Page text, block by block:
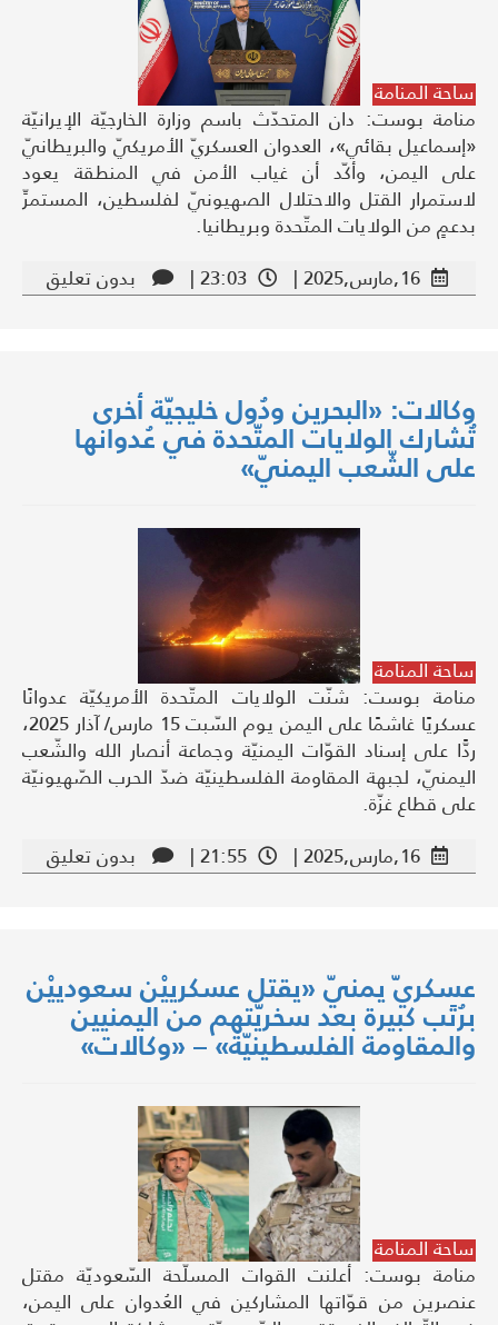
ساحة المنامة
منامة بوست: دان المتحدّث باسم وزارة الخارجيّة الإيرانيّة
«إسماعيل بقائي»، العدوان العسكريّ الأمريكيّ والبريطانيّ
على اليمن، وأكّد أن غياب الأمن في المنطقة يعود
لاستمرار القتل والاحتلال الصهيونيّ لفلسطين، المستمرِّ
بدعمٍ من الولايات المتّحدة وبریطانیا.
16,مارس,2025 |
23:03 | بدون تعليق
وكالات: «البحرين ودُول خليجيّة أخرى
تُشارك الولايات المتّحدة في عُدوانها
على الشّعب اليمنيّ»
ساحة المنامة
منامة بوست: شنّت الولايات المتّحدة الأمريكيّة عدوانًا
عسكريًا غاشمًا على اليمن يوم السّبت 15 مارس/ آذار 2025،
ردًّا على إسناد القوّات اليمنيّة وجماعة أنصار الله والشّعب
اليمنيّ، لجبهة المقاومة الفلسطينيّة ضدّ الحرب الصّهيونيّة
على قطاع غزّة.
16,مارس,2025 |
21:55 | بدون تعليق
عسكريّ يمنيّ «يقتل عسكرييْن سعودييْن
برُتَب كبيرة بعد سخريّتهم من اليمنيين
والمقاومة الفلسطينيّة» – «وكالات»
ساحة المنامة
منامة بوست: أعلنت القوات المسلّحة السّعوديّة مقتل
عنصرين من قوّاتها المشاركين في العُدوان على اليمن،